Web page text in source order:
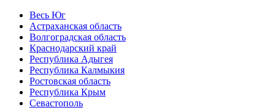
Весь Юг
Астраханская область
Волгоградская область
Краснодарский край
Республика Адыгея
Республика Калмыкия
Ростовская область
Республика Крым
Севастополь